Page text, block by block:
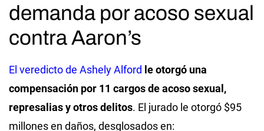
demanda por acoso sexual
contra Aaron’s
El veredicto de Ashely Alford le otorgó una
compensación por 11 cargos de acoso sexual,
represalias y otros delitos. El jurado le otorgó $95
millones en daños, desglosados en: